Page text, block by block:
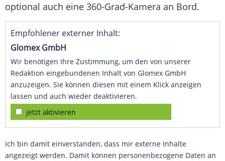
optional auch eine 360-Grad-Kamera an Bord.
Empfohlener externer Inhalt:
Glomex GmbH
Wir benötigen Ihre Zustimmung, um den von unserer
Redaktion eingebundenen Inhalt von Glomex GmbH
anzuzeigen. Sie können diesen mit einem Klick anzeigen
lassen und auch wieder deaktivieren.
jetzt aktivieren
Ich bin damit einverstanden, dass mir externe Inhalte
angezeigt werden. Damit können personenbezogene Daten an